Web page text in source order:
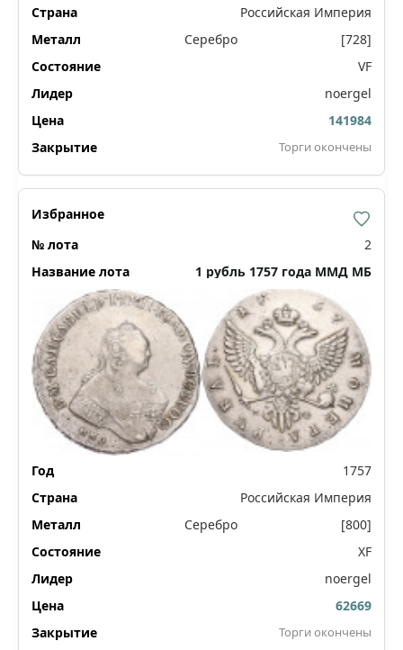
Российская Империя
Серебро
[728]
VF
noergel
141984
Торги окончены
2
1 рубль 1757 года ММД МБ
1757
Российская Империя
Серебро
[800]
XF
noergel
62669
Торги окончены